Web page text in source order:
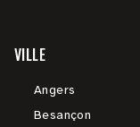
VILLE
Angers
Besançon